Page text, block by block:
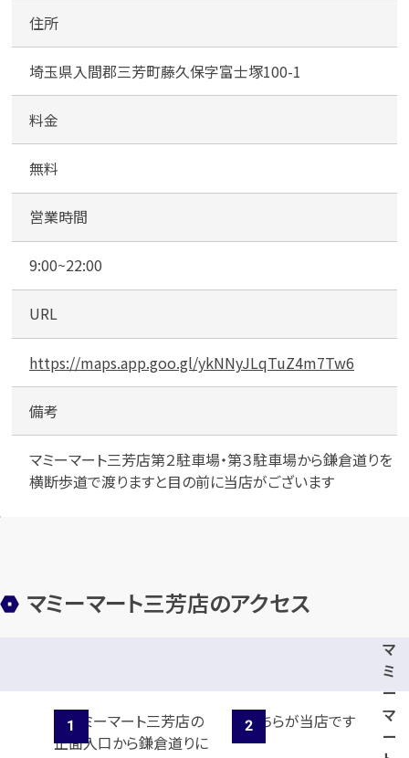
ト
芳
第
３
車
住所
埼玉県入間郡三芳町藤久保字富士塚100-1
料金
無料
営業時間
9:00~22:00
URL
https://maps.app.goo.gl/ykNNyJLqTuZ4m7Tw6
備考
マミーマート三芳店第２駐車場・第３駐車場から鎌倉道りを
横断歩道で渡りますと目の前に当店がございます
マミーマート三芳店のアクセス
マ
ミ
ー
マ
ー